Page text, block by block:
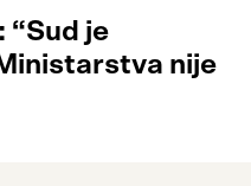
je
nije